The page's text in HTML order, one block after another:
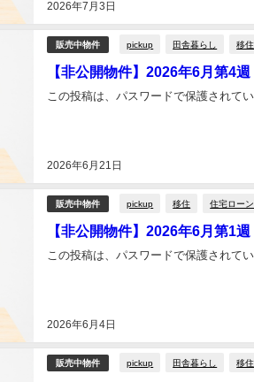
2026年7月3日
販売中物件 pickup 田舎暮らし 移住
【非公開物件】2026年6月第4
2026年6月21日
この投稿は、パスワードで保護されてい
販売中物件 pickup 移住 住宅ローン
【非公開物件】2026年6月第1
2026年6月4日
この投稿は、パスワードで保護されてい
販売中物件 pickup 田舎暮らし 移住